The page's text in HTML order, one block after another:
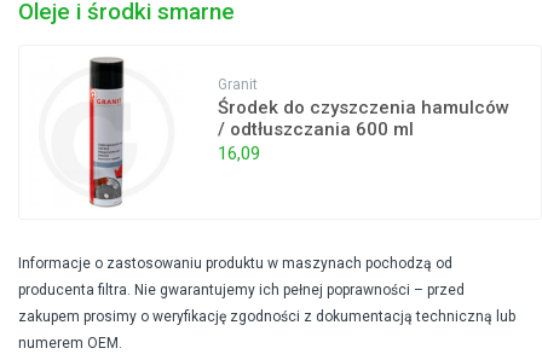
Oleje i środki smarne
Granit
Środek do czyszczenia hamulców
/ odtłuszczania 600 ml
16,09
Informacje o zastosowaniu produktu w maszynach pochodzą od
producenta filtra. Nie gwarantujemy ich pełnej poprawności – przed
zakupem prosimy o weryfikację zgodności z dokumentacją techniczną lub
numerem OEM.